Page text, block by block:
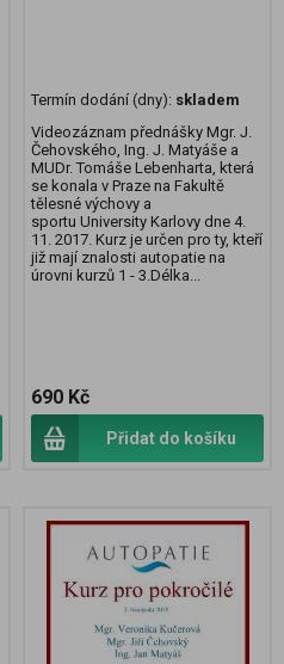
Termín dodání (dny): skladem
Videozáznam přednášky Mgr. J.
Čehovského, Ing. J. Matyáše a
MUDr. Tomáše Lebenharta, která
se konala v Praze na Fakultě
tělesné výchovy a
sportu University Karlovy dne 4.
11. 2017. Kurz je určen pro ty, kteří
již mají znalosti autopatie na
úrovni kurzů 1 - 3.Délka...
690 Kč
Přidat do košíku